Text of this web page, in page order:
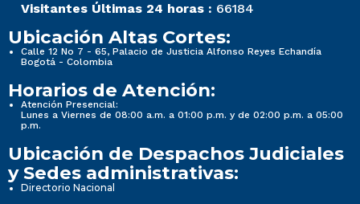
Visitantes Últimas 24 horas : 66184
Ubicación Altas Cortes:
Calle 12 No 7 - 65, Palacio de Justicia Alfonso Reyes Echandía
Bogotá - Colombia
Horarios de Atención:
Atención Presencial:
Lunes a Viernes de 08:00 a.m. a 01:00 p.m. y de 02:00 p.m. a 05:00
p.m.
Ubicación de Despachos Judiciales
y Sedes administrativas:
Directorio Nacional